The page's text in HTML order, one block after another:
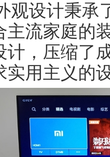
观设计秉承
主流家庭的
计，压缩了
实用主义的